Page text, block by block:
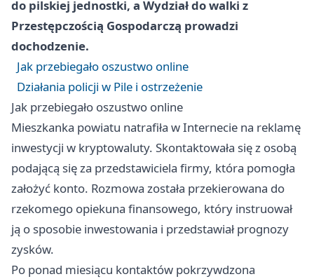
do pilskiej jednostki, a Wydział do walki z
Przestępczością Gospodarczą prowadzi
dochodzenie.
Jak przebiegało oszustwo online
Działania policji w Pile i ostrzeżenie
Jak przebiegało oszustwo online
Mieszkanka powiatu natrafiła w Internecie na reklamę
inwestycji w kryptowaluty. Skontaktowała się z osobą
podającą się za przedstawiciela firmy, która pomogła
założyć konto. Rozmowa została przekierowana do
rzekomego opiekuna finansowego, który instruował
ją o sposobie inwestowania i przedstawiał prognozy
zysków.
Po ponad miesiącu kontaktów pokrzywdzona